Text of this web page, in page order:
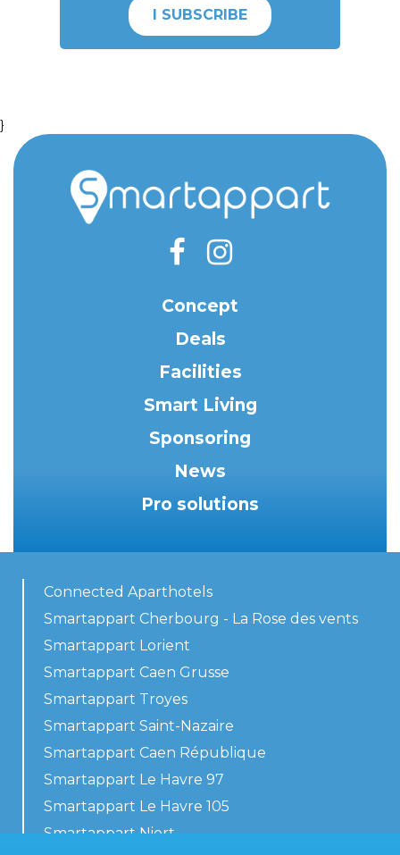
I SUBSCRIBE
}
Concept
Deals
Facilities
Smart Living
Sponsoring
News
Pro solutions
Connected Aparthotels
Smartappart Cherbourg - La Rose des vents
Smartappart Lorient
Smartappart Caen Grusse
Smartappart Troyes
Smartappart Saint-Nazaire
Smartappart Caen République
Smartappart Le Havre 97
Smartappart Le Havre 105
Smartappart Niort